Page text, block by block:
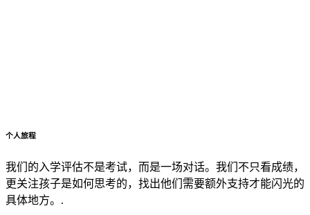
个人旅程
我们的入学评估不是考试，而是一场对话。我们不只看成绩，
更关注孩子是如何思考的，找出他们需要额外支持才能闪光的
具体地方。.